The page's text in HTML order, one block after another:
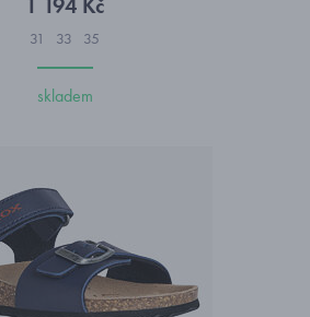
31 33 35
skladem